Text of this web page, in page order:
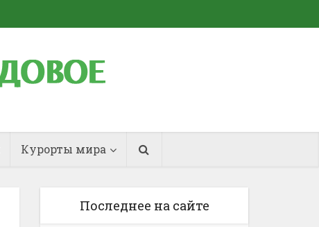
Курорты мира
Последнее на сайте